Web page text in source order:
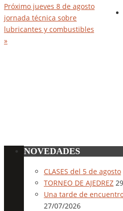
Próximo jueves 8 de agosto
jornada técnica sobre
lubricantes y combustibles
»
NOVEDADES
CLASES del 5 de agosto
TORNEO DE AJEDREZ
Una tarde de
27/07/2026